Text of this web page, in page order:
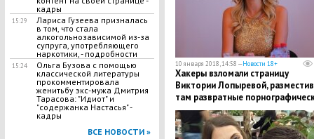
кадры
15:29
Лариса Гузеева призналась
в том, что стала
алкогольнозависимой из-за
супруга, употребляющего
наркотики, - подробности
15:24
Ольга Бузова с помощью
классической литературы
прокомментировала
женитьбу экс-мужа Дмитрия
Тарасова: "Идиот" и
"содержанка Настасья" -
кадры
ВСЕ НОВОСТИ »
10 января 2018, 14:58 —Новости 18+
Хакеры взломали страницу
Виктории Лопыревой, разместив
там развратные
ролики